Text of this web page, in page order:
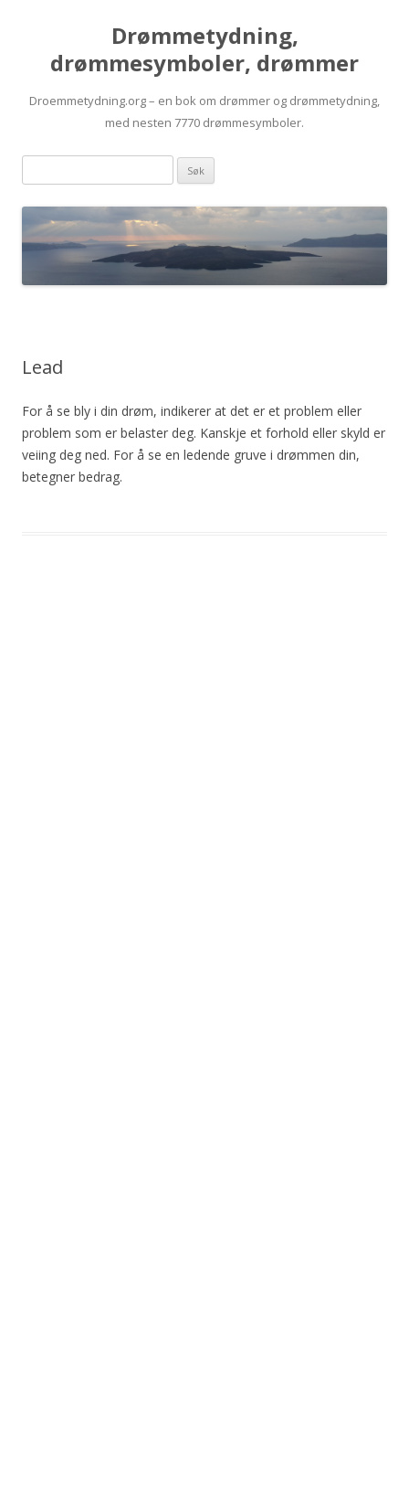
Drømmetydning,
drømmesymboler, drømmer
Droemmetydning.org – en bok om drømmer og drømmetydning,
med nesten 7770 drømmesymboler.
Skip
content
søk:
Lead
For å se bly i din drøm, indikerer at det er et problem eller
problem som er belaster deg. Kanskje et forhold eller skyld er
veiing deg ned. For å se en ledende gruve i drømmen din,
betegner bedrag.